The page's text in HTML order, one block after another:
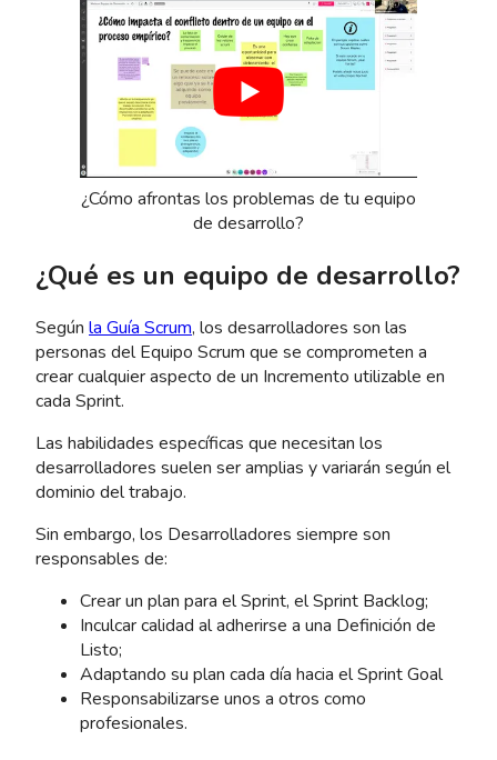
¿Cómo afrontas los problemas de tu equipo
de desarrollo?
¿Qué es un equipo de desarrollo?
Según la Guía Scrum, los desarrolladores son las
personas del Equipo Scrum que se comprometen a
crear cualquier aspecto de un Incremento utilizable en
cada Sprint.
Las habilidades específicas que necesitan los
desarrolladores suelen ser amplias y variarán según el
dominio del trabajo.
Sin embargo, los Desarrolladores siempre son
responsables de:
Crear un plan para el Sprint, el Sprint Backlog;
Inculcar calidad al adherirse a una Definición de
Listo;
Adaptando su plan cada día hacia el Sprint Goal
Responsabilizarse unos a otros como
profesionales.